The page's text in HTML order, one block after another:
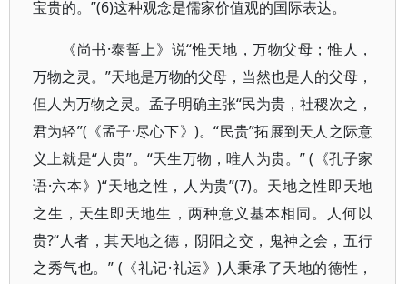
宝贵的。”(6)这种观念是儒家价值观的国际表达。
《尚书·泰誓上》说“惟天地，万物父母；惟人，
万物之灵。”天地是万物的父母，当然也是人的父母，
但人为万物之灵。孟子明确主张“民为贵，社稷次之，
君为轻”(《孟子·尽心下》)。“民贵”拓展到天人之际意
义上就是“人贵”。“天生万物，唯人为贵。” (《孔子家
语·六本》)“天地之性，人为贵”(7)。天地之性即天地
之生，天生即天地生，两种意义基本相同。人何以
贵?“人者，其天地之德，阴阳之交，鬼神之会，五行
之秀气也。” (《礼记·礼运》)人秉承了天地的德性，